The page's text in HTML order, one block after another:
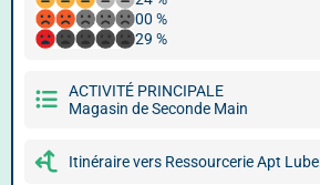
00 %
29 %
ACTIVITÉ PRINCIPALE
Magasin de Seconde Main
Itinéraire vers Ressourcerie Apt